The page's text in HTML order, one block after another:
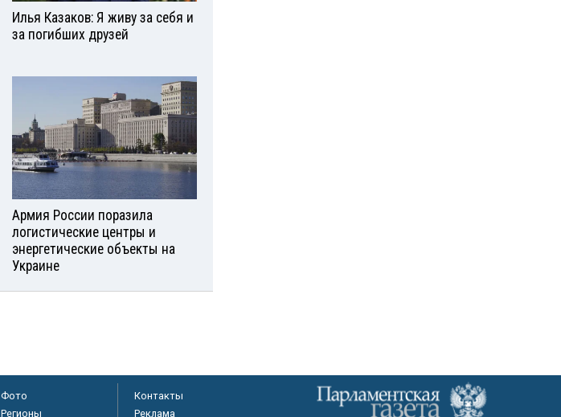
Илья Казаков: Я живу за себя и
за погибших друзей
Армия России поразила
логистические центры и
энергетические объекты на
Украине
Фото
Регионы
Контакты
Реклама